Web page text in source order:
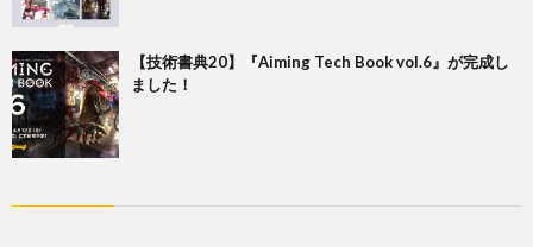
【技術書典20】『Aiming Tech Book vol.6』が完成し
ました！